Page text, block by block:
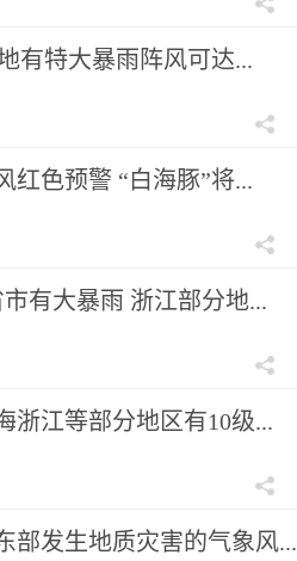
有特大暴雨阵风可达...
红色预警 “白海豚”将...
有大暴雨 浙江部分地...
浙江等部分地区有10级...
部发生地质灾害的气象风...